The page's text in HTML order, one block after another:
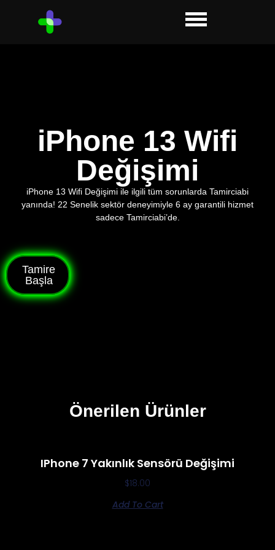
iPhone 13 Wifi
Değişimi
iPhone 13 Wifi Değişimi ile ilgili tüm sorunlarda Tamirciabi
yanında! 22 Senelik sektör deneyimiyle 6 ay garantili hizmet
sadece Tamirciabi’de.
Tamire
Başla
Önerilen Ürünler
IPhone 7 Yakınlık Sensörü Değişimi
$18.00
Add To Cart